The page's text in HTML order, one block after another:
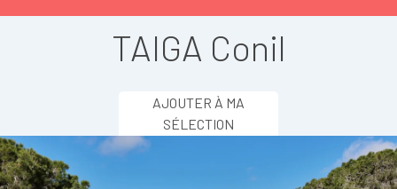
TAIGA Conil
AJOUTER À MA
SÉLECTION